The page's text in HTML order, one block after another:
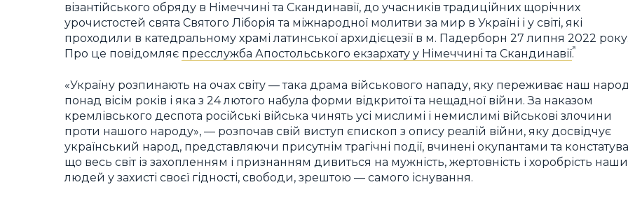
візантійського обряду в Німеччині та Скандинавії, до учасників традиційних щорічних
урочистостей свята Святого Ліборія та міжнародної молитви за мир в Україні і у світі, які
проходили в катедральному храмі латинської архидієцезії в м. Падерборн 27 липня 2022
Про це повідомляє пресслужба Апостольського екзархату у Німеччині та Скандинавії.
«Україну розпинають на очах світу — така драма військового нападу, яку переживає наш
понад вісім років і яка з 24 лютого набула форми відкритої та нещадної війни. За наказом
кремлівського деспота російські війська чинять усі мислимі і немислимі військові злочини
проти нашого народу», — розпочав свій виступ єпископ з опису реалій війни, яку досвідчує
український народ, представляючи присутнім трагічні події, вчинені окупантами та
що весь світ із захопленням і признанням дивиться на мужність, жертовність і хоробрість
людей у захисті своєї гідності, свободи, зрештою — самого існування.